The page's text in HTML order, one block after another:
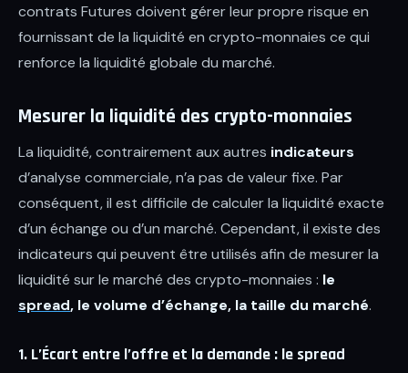
contrats Futures doivent gérer leur propre risque en
fournissant de la liquidité en crypto-monnaies ce qui
renforce la liquidité globale du marché.
Mesurer la liquidité des crypto-monnaies
La liquidité, contrairement aux autres indicateurs
d’analyse commerciale, n’a pas de valeur fixe. Par
conséquent, il est difficile de calculer la liquidité exacte
d’un échange ou d’un marché. Cependant, il existe des
indicateurs qui peuvent être utilisés afin de mesurer la
liquidité sur le marché des crypto-monnaies : le
spread, le volume d’échange, la taille du marché.
1. L’Écart entre l’offre et la demande : le spread